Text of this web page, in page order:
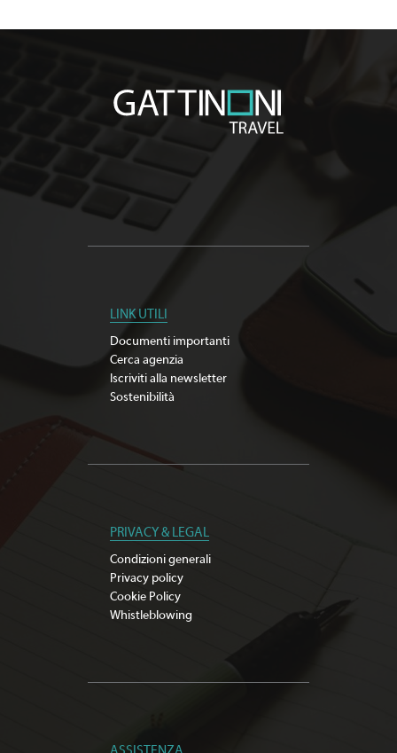
LINK UTILI
Documenti importanti
Cerca agenzia
Iscriviti alla newsletter
Sostenibilità
PRIVACY & LEGAL
Condizioni generali
Privacy policy
Cookie Policy
Whistleblowing